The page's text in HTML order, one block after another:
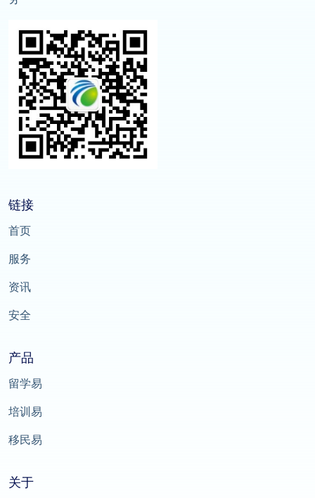
链接
首页
服务
资讯
安全
产品
留学易
培训易
移民易
关于